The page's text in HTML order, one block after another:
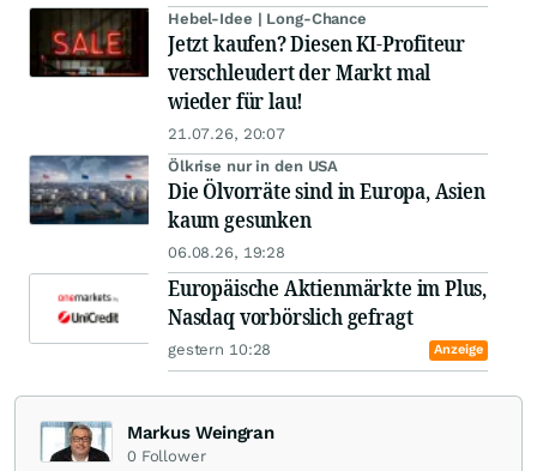
Hebel-Idee | Long-Chance
Jetzt kaufen? Diesen KI-Profiteur
verschleudert der Markt mal
wieder für lau!
21.07.26, 20:07
Ölkrise nur in den USA
Die Ölvorräte sind in Europa, Asien
kaum gesunken
06.08.26, 19:28
Europäische Aktienmärkte im Plus,
Nasdaq vorbörslich gefragt
gestern 10:28 Anzeige
Markus Weingran
0 Follower